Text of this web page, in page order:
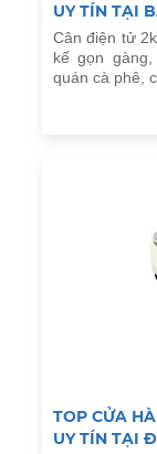
UY TÍN TẠI
Cân điện tử
kế gọn
quán cà phê,
TOP CỬA
UY TÍN TẠI